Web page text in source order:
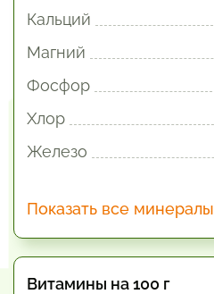
Кальций
Магний
Фосфор
Хлор
Железо
Показать все минералы
Витамины на 100 г